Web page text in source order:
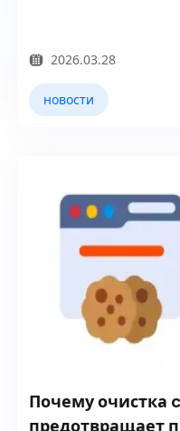
2026.03.28
новости
Почему очистка
предотвращает